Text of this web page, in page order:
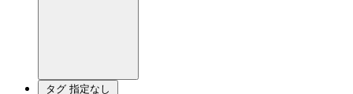
タグ 指定なし